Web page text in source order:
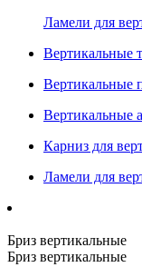
Ламели для
Вертикальные
Вертикальные
Вертикальные
Карниз для
Ламели для
Бриз вертикальные
Бриз вертикальные